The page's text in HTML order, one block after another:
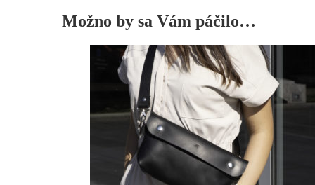
Možno by sa Vám páčilo…